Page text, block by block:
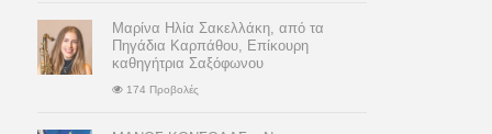
Μαρίνα Ηλία Σακελλάκη, από τα
Πηγάδια Καρπάθου, Επίκουρη
καθηγήτρια Σαξόφωνου
174 Προβολές